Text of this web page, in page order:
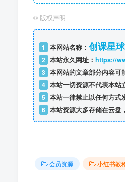
© 版权声明
1 本网站名称： 创课星
2 本站永久网址： https://
3 本网站的文章部分内容可
4 本站一切资源不代表本站
5 本站一律禁止以任何方式
6 本站资源大多存储在云盘
会员资源 小红书教